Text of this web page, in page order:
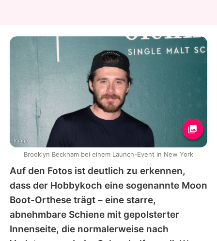
Auf den Fotos ist deutlich zu erkennen,
dass der Hobbykoch eine sogenannte Moon
Boot-Orthese trägt – eine starre,
abnehmbare Schiene mit gepolsterter
Innenseite, die normalerweise nach
Imago
Brooklyn Beckham bei einem Launch-Event in New York